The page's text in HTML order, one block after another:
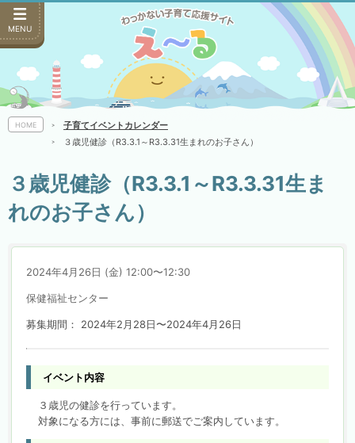
MENU
HOME
子育てイベントカレンダー
３歳児健診（R3.3.1～R3.3.31生まれのお子さん）
３歳児健診（R3.3.1～R3.3.31生ま
れのお子さん）
2024年4月26日 (金) 12:00〜12:30
保健福祉センター
募集期間： 2024年2月28日〜2024年4月26日
イベント内容
３歳児の健診を行っています。
対象になる方には、事前に郵送でご案内しています。